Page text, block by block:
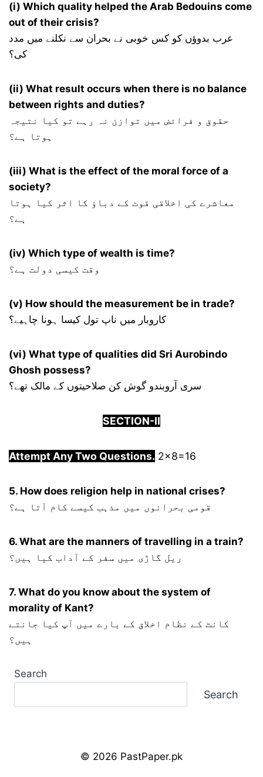
(i) Which quality helped the Arab Bedouins come
out of their crisis?
عرب بدوؤں کو کس خوبی نے بحران سے نکلنے میں مدد
کی؟
(ii) What result occurs when there is no balance
between rights and duties?
حقوق و فرائض میں توازن نہ رہے تو کیا نتیجہ
ہوتا ہے؟
(iii) What is the effect of the moral force of a
society?
معاشرے کی اخلاقی قوت کے دباؤ کا اثر کیا ہوتا
ہے؟
(iv) Which type of wealth is time?
وقت کیسی دولت ہے؟
(v) How should the measurement be in trade?
کاروبار میں ناپ تول کیسا ہونا چاہیے؟
(vi) What type of qualities did Sri Aurobindo
Ghosh possess?
سری آروبندو گوش کن صلاحیتوں کے مالک تھے؟
SECTION-II
Attempt Any Two Questions. 2×8=16
5. How does religion help in national crises?
قومی بحرانوں میں مذہب کیسے کام آتا ہے؟
6. What are the manners of travelling in a train?
ریل گاڑی میں سفر کے آداب کیا ہیں؟
7. What do you know about the system of
morality of Kant?
کانٹ کے نظام اخلاق کے بارے میں آپ کیا جانتے
ہیں؟
Search
Search
© 2026 PastPaper.pk